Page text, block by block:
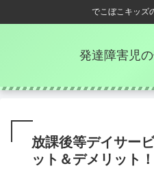
でこぼこキッズ
発達障害児
放課後等デイサー
ット＆デメリット！